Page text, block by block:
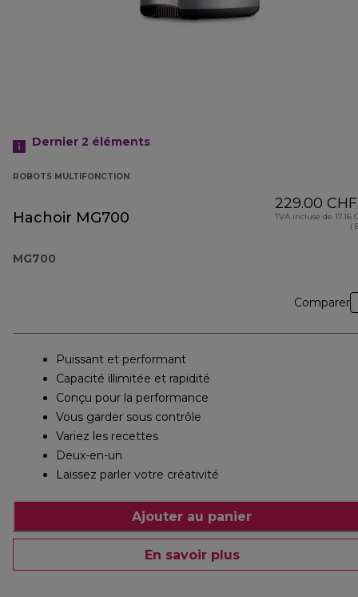
Dernier 2 éléments
ROBOTS MULTIFONCTION
Hachoir MG700
MG700
229.00 CHF
TVA incluse de 17.16
(
Comparer
Puissant et performant
Capacité illimitée et rapidité
Conçu pour la performance
Vous garder sous contrôle
Variez les recettes
Deux-en-un
Laissez parler votre créativité
Ajouter au panier
En savoir plus